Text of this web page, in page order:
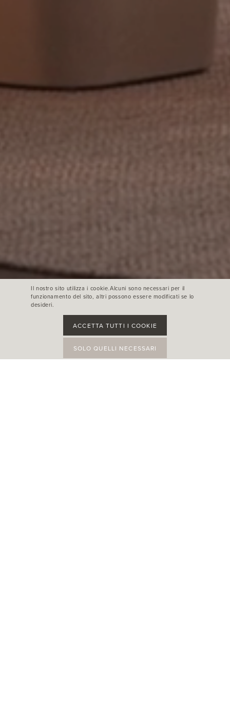
Il nostro sito utilizza i cookie.Alcuni sono necessari per il
funzionamento del sito, altri possono essere modificati se lo
desideri.
ACCETTA TUTTI I COOKIE
SOLO QUELLI NECESSARI